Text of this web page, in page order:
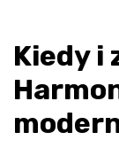
Kiedy i